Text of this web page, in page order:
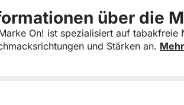
über die
On! ist spezialisiert auf
und Stärken an.